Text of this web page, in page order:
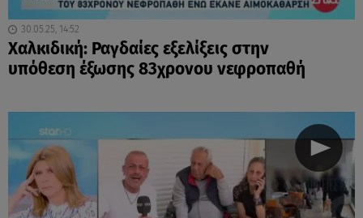
30.05.25, 14:52
Χαλκιδική: Ραγδαίες εξελίξεις στην
υπόθεση έξωσης 83χρονου νεφροπαθή